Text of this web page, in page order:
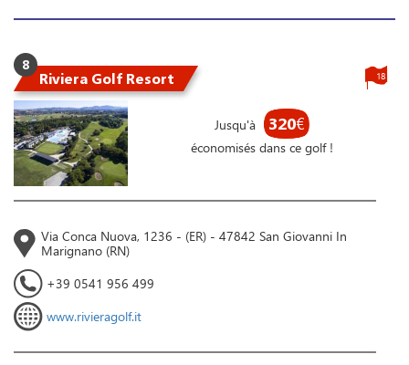
8
Riviera Golf Resort
Jusqu'à 320€
économisés dans ce golf !
18
Via Conca Nuova, 1236 - (ER) - 47842 San Giovanni In
Marignano (RN)
+39 0541 956 499
www.rivieragolf.it